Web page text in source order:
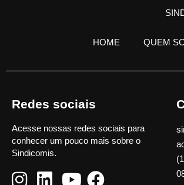
HOME QUEM
Redes sociais
Acesse nossas redes sociais para
conhecer um pouco mais sobre o
Sindicomis.